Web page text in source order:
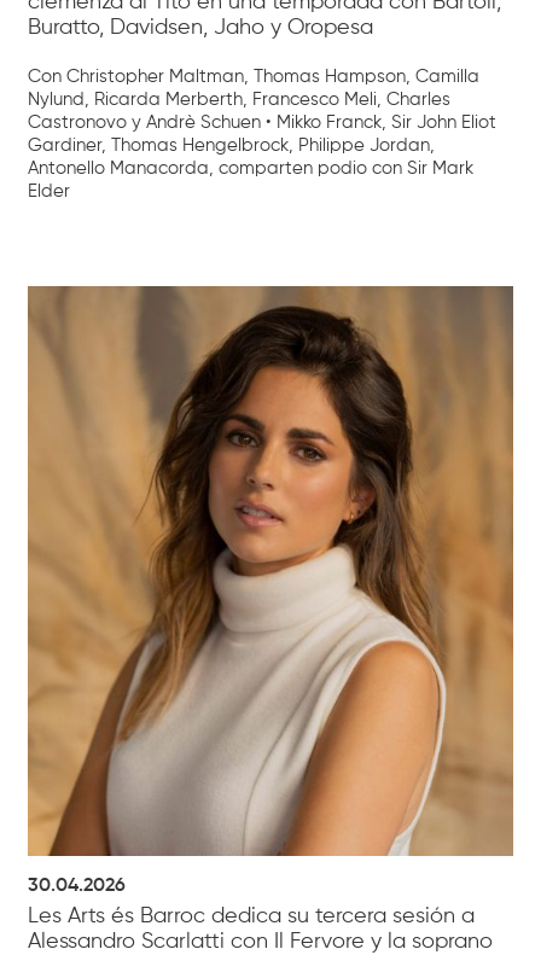
Buratto, Davidsen, Jaho y Oropesa
Con Christopher Maltman, Thomas Hampson, Camilla
Nylund, Ricarda Merberth, Francesco Meli, Charles
Castronovo y Andrè Schuen • Mikko Franck, Sir John Eliot
Gardiner, Thomas Hengelbrock, Philippe Jordan,
Antonello Manacorda, comparten podio con Sir Mark
Elder
30.04.2026
Les Arts és Barroc dedica su tercera sesión a
Alessandro Scarlatti con Il Fervore y la soprano